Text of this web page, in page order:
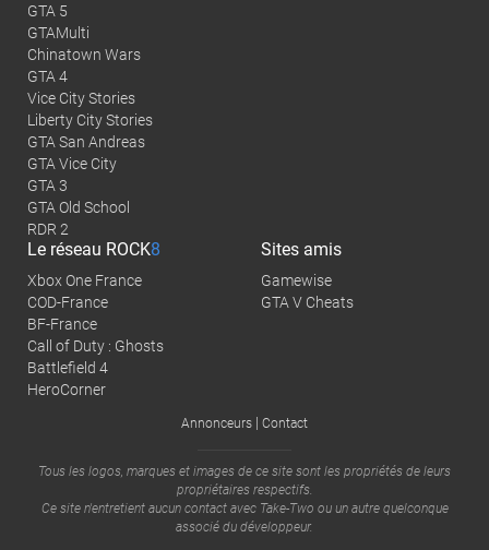
GTA 5
GTAMulti
Chinatown Wars
GTA 4
Vice City Stories
Liberty City Stories
GTA San Andreas
GTA Vice City
GTA 3
GTA Old School
RDR 2
Le réseau ROCK8
Xbox One France
COD-France
BF-France
Call of Duty : Ghosts
Battlefield 4
HeroCorner
Sites amis
Gamewise
GTA V Cheats
Annonceurs | Contact
Tous les logos, marques et images de ce site sont les propriétés de leurs
propriétaires respectifs.
Ce site n'entretient aucun contact avec Take-Two ou un autre quelconque
associé du développeur.